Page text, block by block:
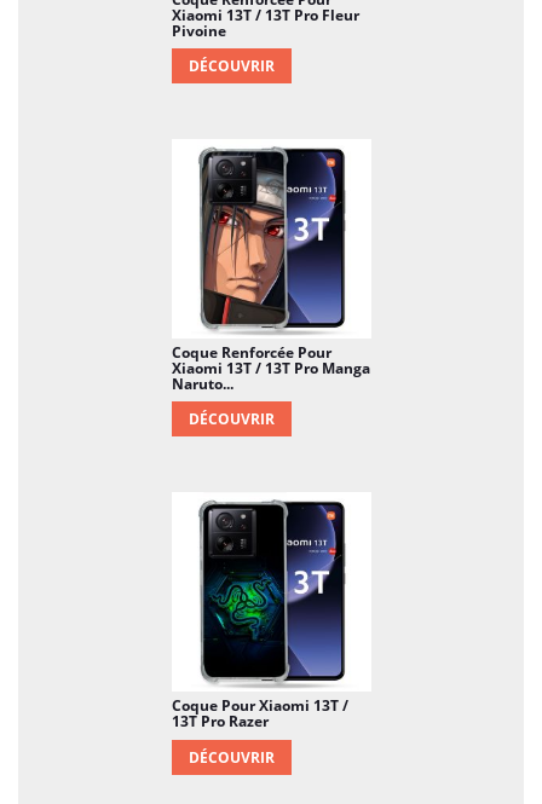
Xiaomi 13T / 13T Pro Fleur
Pivoine
DÉCOUVRIR
Coque Renforcée Pour
Xiaomi 13T / 13T Pro Manga
Naruto...
DÉCOUVRIR
Coque Pour Xiaomi 13T /
13T Pro Razer
DÉCOUVRIR